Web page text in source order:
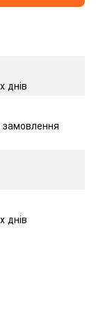
днів
днів